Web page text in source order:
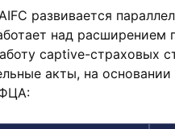
развивается
над расширением
captive-страховых
акты, на